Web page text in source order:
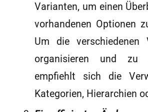
Varianten, um einen
vorhandenen Optionen
Um die verschiedenen
organisieren und zu
empfiehlt sich die
Kategorien, Hierarchien